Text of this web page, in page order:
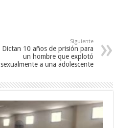
Siguiente
Dictan 10 años de prisión para
un hombre que explotó
sexualmente a una adolescente